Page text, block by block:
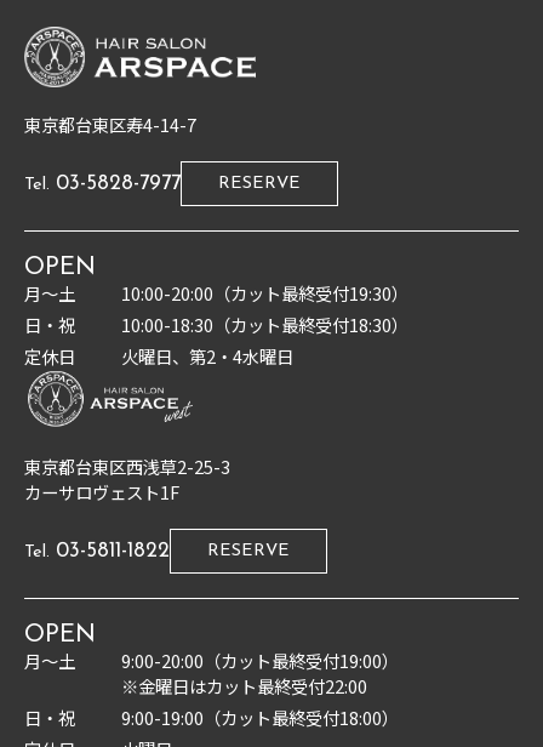
東京都台東区寿4-14-7
Tel. 03-5828-7977 RESERVE
OPEN
月〜土
10:00-20:00（カット最終受付19:30）
日・祝
10:00-18:30（カット最終受付18:30）
定休日
火曜日、第2・4水曜日
東京都台東区西浅草2-25-3
カーサロヴェスト1F
Tel. 03-5811-1822 RESERVE
OPEN
月〜土
9:00-20:00（カット最終受付19:00）
※金曜日はカット最終受付22:00
日・祝
9:00-19:00（カット最終受付18:00）